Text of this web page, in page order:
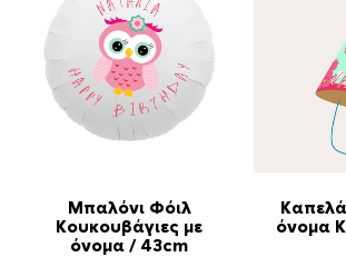
Μπαλόνι Φόιλ
Κουκουβάγιες με
όνομα / 43cm
όνομα